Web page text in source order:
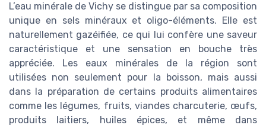
L’eau minérale de Vichy se distingue par sa composition
unique en sels minéraux et oligo-éléments. Elle est
naturellement gazéifiée, ce qui lui confère une saveur
caractéristique et une sensation en bouche très
appréciée. Les eaux minérales de la région sont
utilisées non seulement pour la boisson, mais aussi
dans la préparation de certains produits alimentaires
comme les légumes, fruits, viandes charcuterie, œufs,
produits laitiers, huiles épices, et même dans